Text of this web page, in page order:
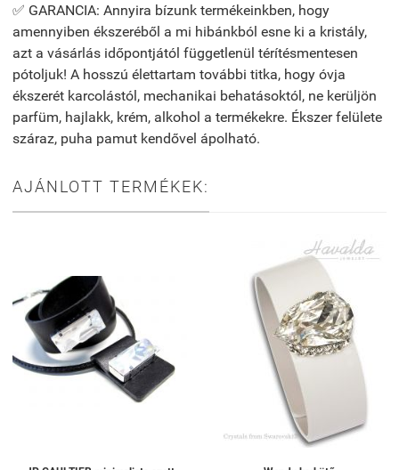
✅ GARANCIA: Annyira bízunk termékeinkben, hogy
amennyiben ékszeréből a mi hibánkból esne ki a kristály,
azt a vásárlás időpontjától függetlenül térítésmentesen
pótoljuk! A hosszú élettartam további titka, hogy óvja
ékszerét karcolástól, mechanikai behatásoktól, ne kerüljön
parfüm, hajlakk, krém, alkohol a termékekre. Ékszer felülete
száraz, puha pamut kendővel ápolható.
AJÁNLOTT TERMÉKEK: